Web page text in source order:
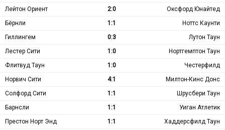
Лейтон Ориент
2:0
Оксфорд Юнайтед
Бёрнли
1:1
Ноттс Каунти
Гиллингем
0:3
Лутон Таун
Лестер Сити
1:0
Нортгемптон Таун
Флитвуд Таун
1:0
Честерфилд
Норвич Сити
4:1
Милтон-Кинс Донс
Солфорд Сити
1:1
Шрусбери Таун
Барнсли
1:1
Уиган Атлетик
Престон Норт Энд
1:1
Хаддерсфилд Таун